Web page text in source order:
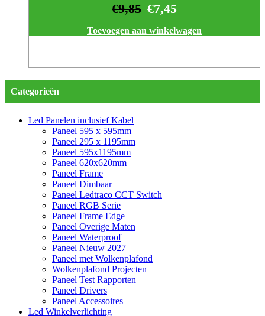
€7,45
€9,85
Toevoegen aan winkelwagen
Categorieën
Led Panelen inclusief Kabel
Paneel 595 x 595mm
Paneel 295 x 1195mm
Paneel 595x1195mm
Paneel 620x620mm
Paneel Frame
Paneel Dimbaar
Paneel Ledtraco CCT Switch
Paneel RGB Serie
Paneel Frame Edge
Paneel Overige Maten
Paneel Waterproof
Paneel Nieuw 2027
Paneel met Wolkenplafond
Wolkenplafond Projecten
Paneel Test Rapporten
Paneel Drivers
Paneel Accessoires
Led Winkelverlichting